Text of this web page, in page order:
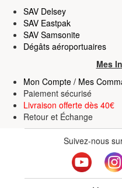
SAV Delsey
SAV Eastpak
SAV Samsonite
Dégâts aéroportuaires
Mes
Mon Compte / Mes
Paiement sécurisé
Livraison offerte dès 40€
Retour et Échange
Suivez-nous